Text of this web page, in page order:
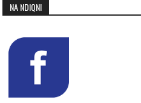
NA NDIQNI